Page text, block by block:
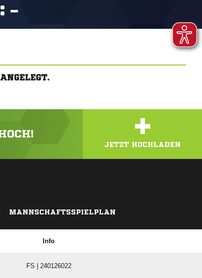
: 
+
JETZT HOCHLADEN
MANNSCHAFTSSPIELPLAN
Info
FS | 240126022